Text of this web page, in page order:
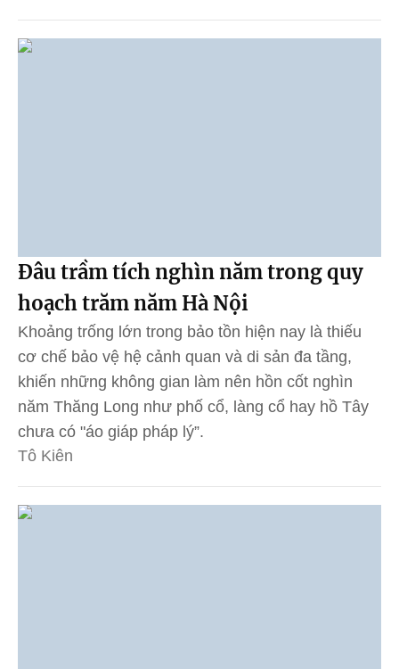
Đâu trầm tích nghìn năm trong quy
hoạch trăm năm Hà Nội
Khoảng trống lớn trong bảo tồn hiện nay là thiếu
cơ chế bảo vệ hệ cảnh quan và di sản đa tầng,
khiến những không gian làm nên hồn cốt nghìn
năm Thăng Long như phố cổ, làng cổ hay hồ Tây
chưa có "áo giáp pháp lý”.
Tô Kiên